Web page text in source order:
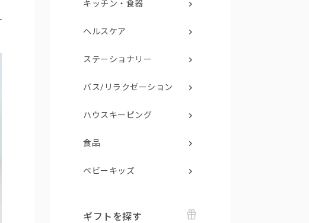
キッチン・食器
ヘルスケア
ステーショナリー
バス/リラクゼーション
ハウスキーピング
食品
ベビーキッズ
ギフトを探す